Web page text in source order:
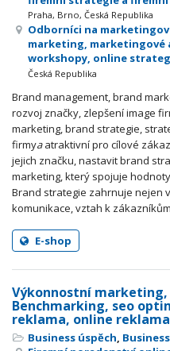
Praha, Brno, Česká Republika
Odborníci na
marketing, marketingové
workshopy, online
Česká Republika
Brand management, brand
rozvoj značky, zlepšení image
marketing, brand strategie,
firmyaatraktivní pro cílové
jejich značku, nastavit brand
marketing, který spojuje
Brand strategie zahrnuje nejen
komunikace, vztah k zákazníkům
E-shop
Výkonnostní marketing,
Benchmarking, seo
reklama, online
Business úspěch,